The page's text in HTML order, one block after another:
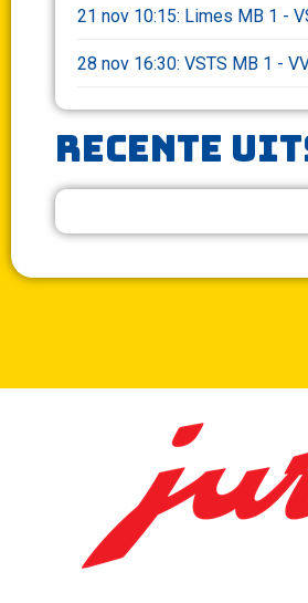
21 nov 10:15: Limes MB 1 -
28 nov 16:30: VSTS MB 1 -
Recente